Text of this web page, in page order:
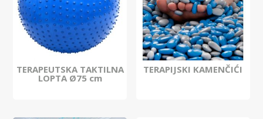
TERAPEUTSKA TAKTILNA
LOPTA Ø75 cm
TERAPIJSKI KAMENČIĆI